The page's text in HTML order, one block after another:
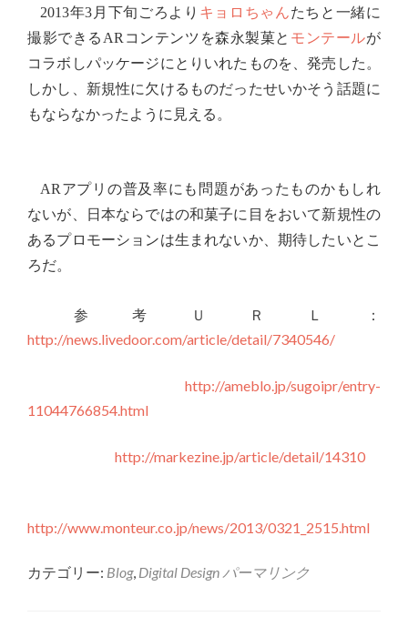
2013年3月下旬ごろより キョロちゃんたちと一緒に
撮影できる ARコンテンツを森永製菓と モンテールが
コラボしパッケージにとりいれたものを、発売した。
しかし、新規性に欠けるものだったせいかそう話題に
もならなかったように見える。
AR アプリの普及率にも問題があったものかもしれ
ないが、日本ならではの和菓子に目をおいて新規性の
あるプロモーションは生まれないか、期待したいとこ
ろだ。
参考ＵＲＬ：
http://news.livedoor.com/article/detail/7340546/
http://ameblo.jp/sugoipr/entry-
11044766854.html
http://markezine.jp/article/detail/14310
http://www.monteur.co.jp/news/2013/0321_2515.html
カテゴリー: Blog, Digital Design パーマリンク